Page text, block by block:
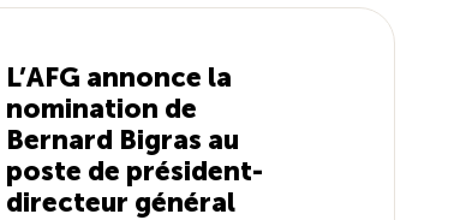
L’AFG annonce la
nomination de
Bernard Bigras au
poste de président-
directeur général